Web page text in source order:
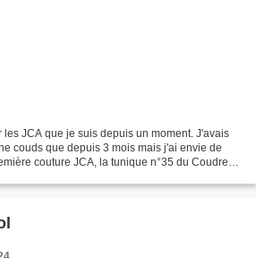
les JCA que je suis depuis un moment. J'avais
couds que depuis 3 mois mais j'ai envie de
couture JCA, la tunique n°35 du Coudre